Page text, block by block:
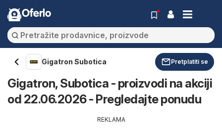
Oferlo
Gigatron Subotica Pretplatiti se
Gigatron, Subotica - proizvodi na akciji
od 22.06.2026 - Pregledajte ponudu
REKLAMA